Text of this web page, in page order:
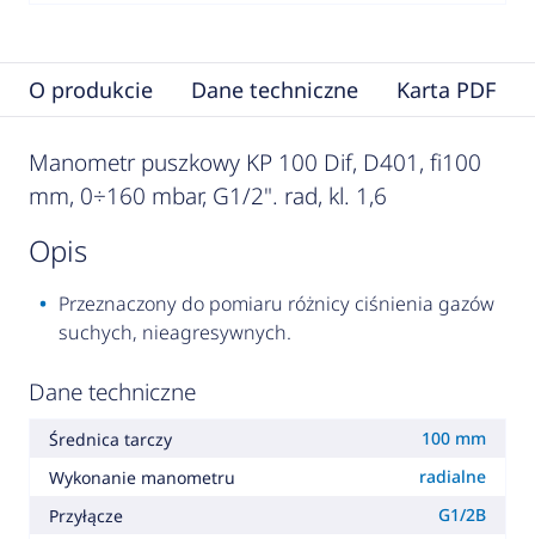
O produkcie Dane techniczne Karta PDF
Manometr puszkowy KP 100 Dif, D401, fi100
mm, 0÷160 mbar, G1/2". rad, kl. 1,6
opis
Przeznaczony do pomiaru różnicy ciśnienia gazów
suchych, nieagresywnych.
Dane techniczne
Średnica tarczy
100 mm
Wykonanie manometru
radialne
Przyłącze
G1/2B